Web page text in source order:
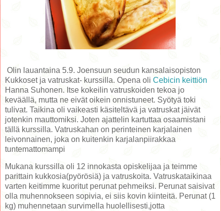
Olin lauantaina 5.9. Joensuun seudun kansalaisopiston
Kukkoset ja vatruskat- kurssilla. Opena oli Cebicin keittiön
Hanna Suhonen. Itse kokeilin vatruskoiden tekoa jo
keväällä, mutta ne eivät oikein onnistuneet. Syötyä toki
tulivat. Taikina oli vaikeasti käsiteltävä ja vatruskat jäivät
jotenkin mauttomiksi. Joten ajattelin kartuttaa osaamistani
tällä kurssilla. Vatruskahan on perinteinen karjalainen
leivonnainen, joka on kuitenkin karjalanpiirakkaa
tuntemattomampi
Mukana kurssilla oli 12 innokasta opiskelijaa ja teimme
parittain kukkosia(pyörösiä) ja vatruskoita. Vatruskataikinaa
varten keitimme kuoritut perunat pehmeiksi. Perunat saisivat
olla muhennokseen sopivia, ei siis kovin kiinteitä. Perunat (1
kg) muhennetaan survimella huolellisesti,jotta